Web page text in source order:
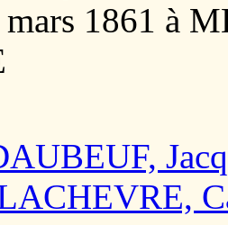
mars 1861 à